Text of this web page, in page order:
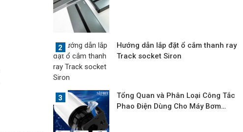
Hướng dẫn lắp đặt ổ cắm thanh ray
Track socket Siron
Tổng Quan và Phân Loại Công Tắc
Phao Điện Dùng Cho Máy Bơm